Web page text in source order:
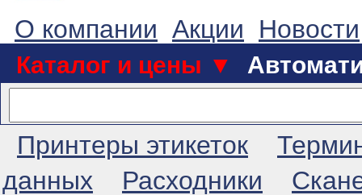
О компании Акции Новости
Каталог и цены ▼
Принтеры этикеток
данных
Расходники